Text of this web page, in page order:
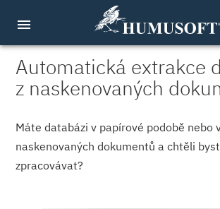
menu
Automatická extrakce
z naskenovaných
Máte databázi v papírové podobě nebo
naskenovaných dokumentů a chtěli
zpracovávat?